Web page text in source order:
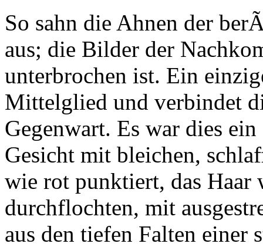
So sahn die Ahnen der
aus; die Bilder der
unterbrochen ist. Ein
Mittelglied und verbindet
Gegenwart. Es war dies
Gesicht mit bleichen,
wie rot punktiert, das Haar
durchflochten, mit
aus den tiefen Falten einer